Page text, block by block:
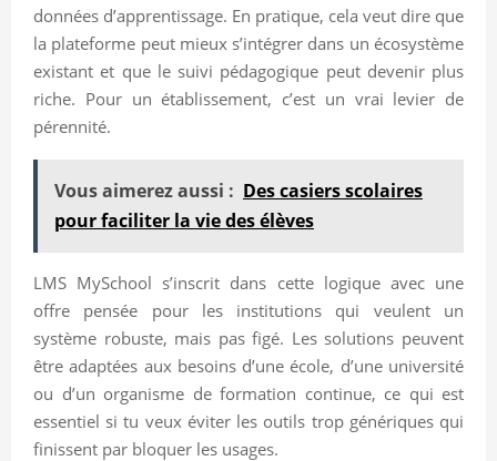
données d’apprentissage. En pratique, cela veut dire que
la plateforme peut mieux s’intégrer dans un écosystème
existant et que le suivi pédagogique peut devenir plus
riche. Pour un établissement, c’est un vrai levier de
pérennité.
Vous aimerez aussi : Des casiers scolaires
pour faciliter la vie des élèves
LMS MySchool s’inscrit dans cette logique avec une
offre pensée pour les institutions qui veulent un
système robuste, mais pas figé. Les solutions peuvent
être adaptées aux besoins d’une école, d’une université
ou d’un organisme de formation continue, ce qui est
essentiel si tu veux éviter les outils trop génériques qui
finissent par bloquer les usages.